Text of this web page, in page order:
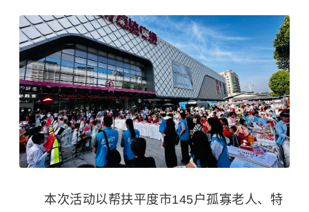
本次活动以帮扶平度市145户孤寡老人、特